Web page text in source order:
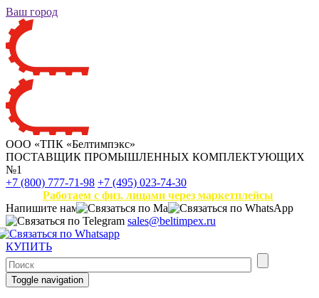
Ваш город
ООО «ТПК «Белтимпэкс»
ПОСТАВЩИК ПРОМЫШЛЕННЫХ КОМПЛЕКТУЮЩИХ
№1
+7 (800) 777-71-98 +7 (495) 023-74-30
Работаем с физ. лицами через маркетплейсы
Напишите нам
sales@beltimpex.ru
КУПИТЬ
Toggle navigation